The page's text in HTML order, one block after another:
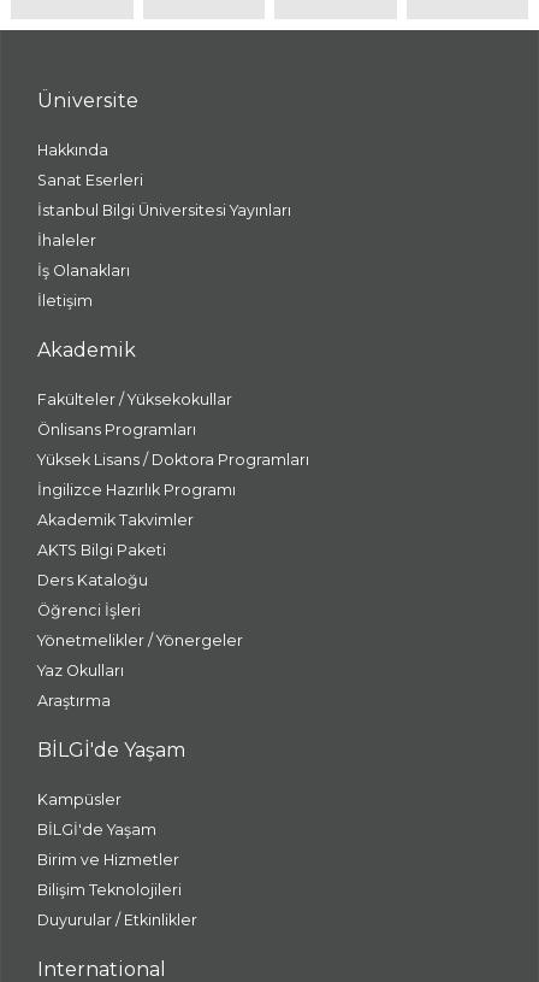
Üniversite
Hakkında
Sanat Eserleri
İstanbul Bilgi Üniversitesi Yayınları
İhaleler
İş Olanakları
İletişim
Akademik
Fakülteler / Yüksekokullar
Önlisans Programları
Yüksek Lisans / Doktora Programları
İngilizce Hazırlık Programı
Akademik Takvimler
AKTS Bilgi Paketi
Ders Kataloğu
Öğrenci İşleri
Yönetmelikler / Yönergeler
Yaz Okulları
Araştırma
BİLGİ'de Yaşam
Kampüsler
BİLGİ'de Yaşam
Birim ve Hizmetler
Bilişim Teknolojileri
Duyurular / Etkinlikler
International